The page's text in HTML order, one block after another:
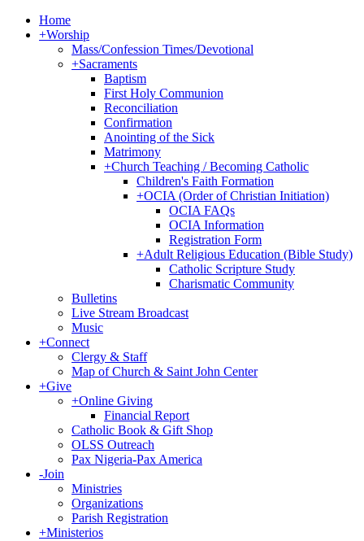
Home
+Worship
Mass/Confession Times/Devotional
+Sacraments
Baptism
First Holy Communion
Reconciliation
Confirmation
Anointing of the Sick
Matrimony
+Church Teaching / Becoming Catholic
Children's Faith Formation
+OCIA (Order of Christian Initiation)
OCIA FAQs
OCIA Information
Registration Form
+Adult Religious Education (Bible Study)
Catholic Scripture Study
Charismatic Community
Bulletins
Live Stream Broadcast
Music
+Connect
Clergy & Staff
Map of Church & Saint John Center
+Give
+Online Giving
Financial Report
Catholic Book & Gift Shop
OLSS Outreach
Pax Nigeria-Pax America
-Join
Ministries
Organizations
Parish Registration
+Ministerios